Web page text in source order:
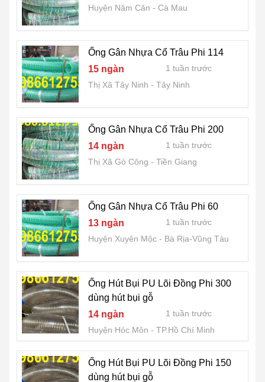
Huyện Năm Căn
Cà Mau
Ống Gân Nhựa Cổ Trâu Phi 114
15 ngàn
1 tuần trước
Thị Xã Tây Ninh
Tây Ninh
Ống Gân Nhựa Cổ Trâu Phi 200
14 ngàn
1 tuần trước
Thị Xã Gò Công
Tiền Giang
Ống Gân Nhựa Cổ Trâu Phi 60
13 ngàn
1 tuần trước
Huyện Xuyên Mộc
Bà Rịa-Vũng Tàu
Ống Hút Bụi PU Lõi Đồng Phi 300
dùng hút bụi gỗ
14 ngàn
1 tuần trước
Huyện Hóc Môn
TP.Hồ Chí Minh
Ống Hút Bụi PU Lõi Đồng Phi 150
dùng hút bụi gỗ